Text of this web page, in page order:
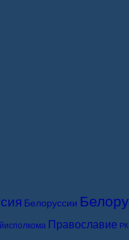
Белоруссии
Православие